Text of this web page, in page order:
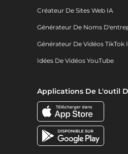
Créateur De Sites Web IA
Générateur De Noms
Générateur De Vidéos TikTok
Idées De Vidéos YouTube
Applications De L'outil